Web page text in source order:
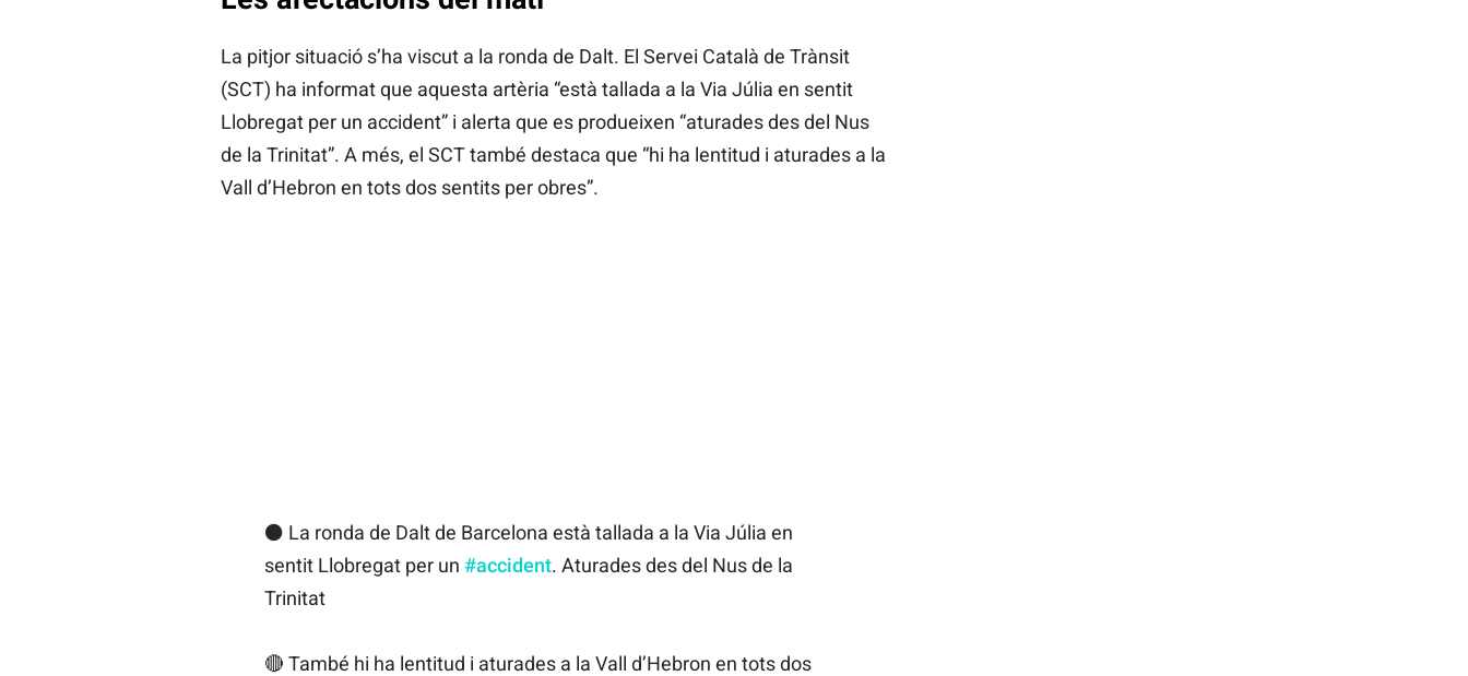
La pitjor situació s’ha viscut a la ronda de Dalt. El Servei Català de Trànsit
(SCT) ha informat que aquesta artèria “està tallada a la Via Júlia en sentit
Llobregat per un accident” i alerta que es produeixen “aturades des del Nus
de la Trinitat”. A més, el SCT també destaca que “hi ha lentitud i aturades a la
Vall d’Hebron en tots dos sentits per obres”.
⚫ La ronda de Dalt de Barcelona està tallada a la Via Júlia en
sentit Llobregat per un #accident. Aturades des del Nus de la
Trinitat
🔴 També hi ha lentitud i aturades a la Vall d’Hebron en tots dos